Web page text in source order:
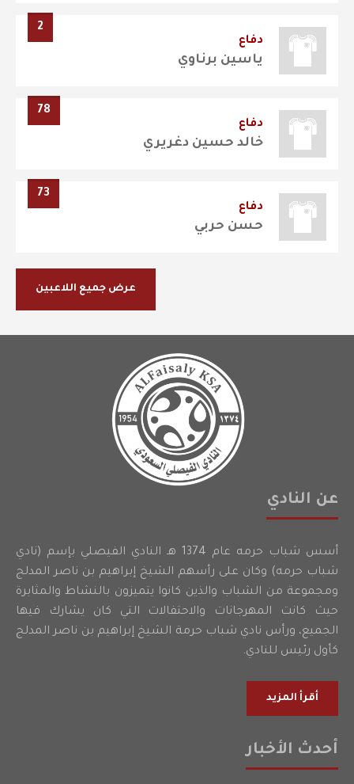
2
دفاع
ياسين برناوي
78
دفاع
خالد حسين دغريري
73
دفاع
حسن حربي
عرض جميع اللاعبين
عن النادي
أسس شباب حرمه عام 1374 هـ النادي الفيصلي بإسم (نادي
شباب حرمه) وكان على رأسهم الشيخ إبراهيم بن ناصر المدلج
ومجموعة من الشباب والذين كانوا يتميزون بالنشاط والمثابرة
حيث كانت المهرجانات والاحتفالات التي كان يشارك فيها
الجميع، ورأس نادي شباب حرمة الشيخ إبراهيم بن ناصر المدلج
كأول رئيس للنادي.
أقرأ المزيد
أحدث الأخبار